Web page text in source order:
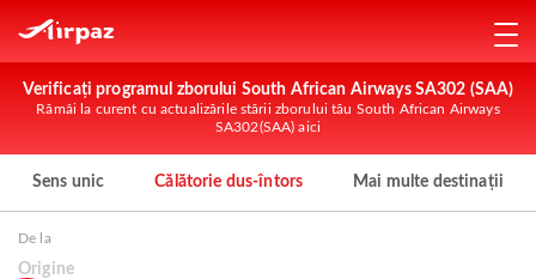
Verificați programul zborului South African Airways SA302 (SAA)
Rămâi la curent cu actualizările stării zborului tău South African Airways
SA302(SAA) aici
Sens unic Călătorie dus-întors Mai multe destinații
De la
Origine